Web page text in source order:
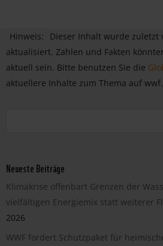
Hinweis:
Dieser Inhalt wurde zuletzt
aktualisiert. Zahlen und Fakten
aktuell sein. Bitte benutzen Sie die
aktuellere Inhalte zum Thema auf
Neueste Beiträge
Klimakrise offenbart Grenzen der
vielfältigen Energiemix statt weiterer
2026
WWF fordert Schutzpaket für